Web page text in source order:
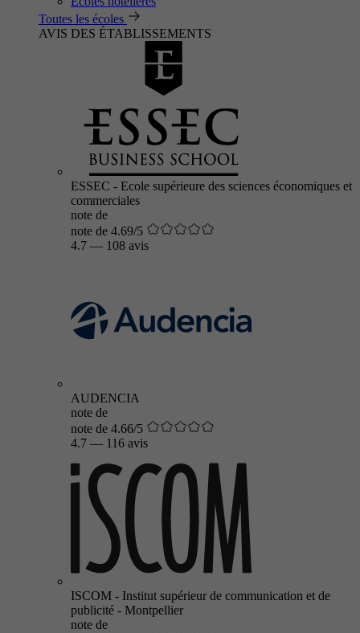
Toutes les écoles
AVIS DES ÉTABLISSEMENTS
ESSEC - Ecole supérieure des sciences économiques et
commerciales
note de
note de 4.69/5
4.7 — 108 avis
AUDENCIA
note de
note de 4.66/5
4.7 — 116 avis
ISCOM - Institut supérieur de communication et de
publicité - Montpellier
note de